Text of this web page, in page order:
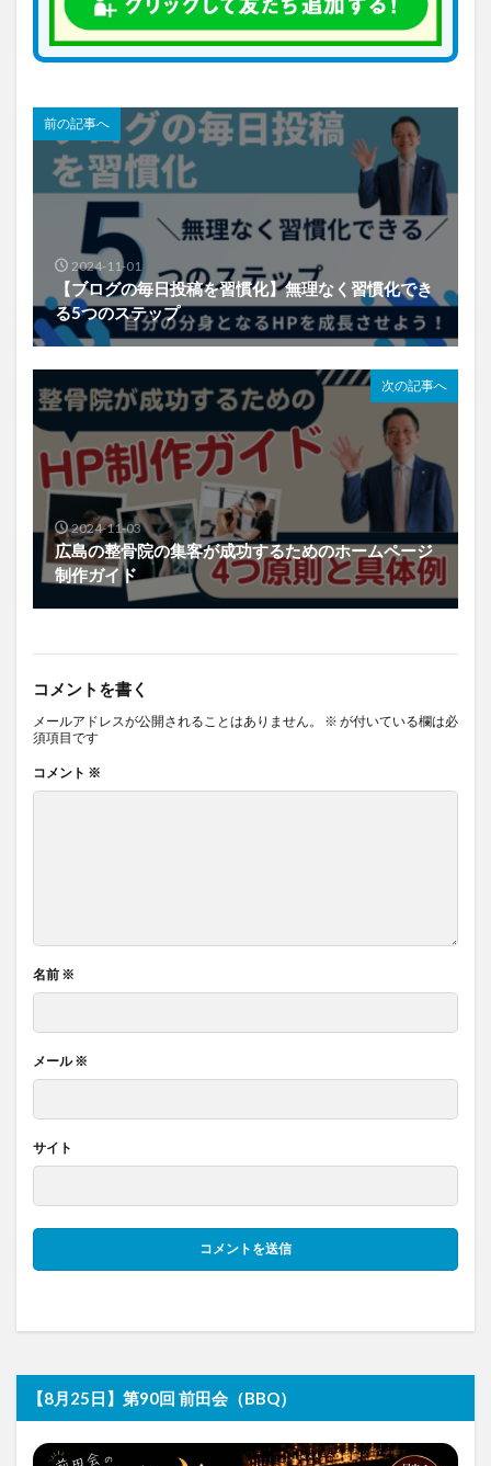
前の記事へ
2024-11-01
【ブログの毎日投稿を習慣化】無理なく習慣化でき
る5つのステップ
次の記事へ
2024-11-03
広島の整骨院の集客が成功するためのホームページ
制作ガイド
コメントを書く
メールアドレスが公開されることはありません。 ※ が付いている欄は必
須項目です
コメント ※
名前 ※
メール※
サイト
【8月25日】第90回 前田会（BBQ）